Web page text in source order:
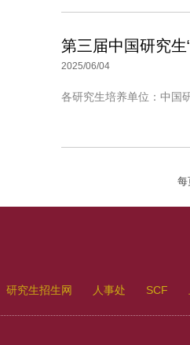
第三届中国研究
2025/06/04
各研究生培养单位：中国
研究生招生网 人事处 SCF